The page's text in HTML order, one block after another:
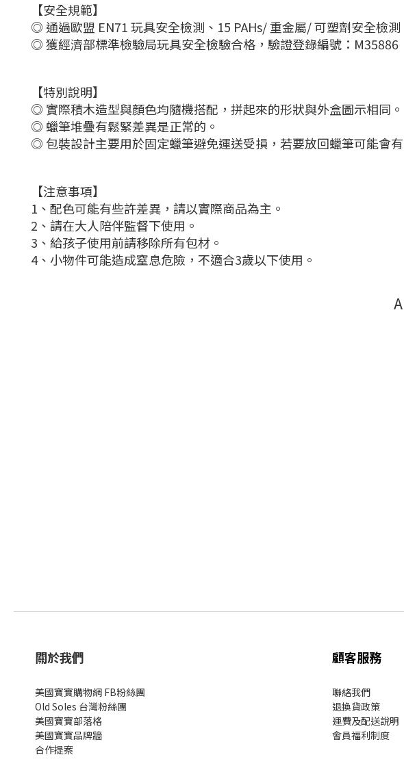
【安全規範】
◎ 通過歐盟 EN71 玩具安全檢測、15 PAHs/ 重金屬/ 可塑劑安全檢測
◎ 獲經濟部標準檢驗局玩具安全檢驗合格，驗證登錄編號：M35886
【特別說明】
◎ 實際積木造型與顏色均隨機搭配，拼起來的形狀與外盒圖示相同。
◎ 蠟筆堆疊有鬆緊差異是正常的。
◎ 包裝設計主要用於固定蠟筆避免運送受損，若要放回蠟筆可能會有
【注意事項】
1、配色可能有些許差異，請以實際商品為主。
2、請在大人陪伴監督下使用。
3、給孩子使用前請移除所有包材。
4、小物件可能造成窒息危險，不適合3歲以下使用。
關於我們
美國寶寶購物網 FB粉絲團
Old Soles 台灣粉絲團
美國寶寶部落格
美國寶寶品牌牆
合作提案
顧客服務
聯絡我們
退換貨政策
運費及配送說明
會員福利制度